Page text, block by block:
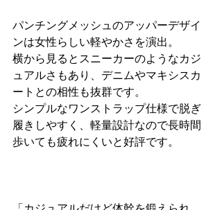
パンチングメッシュのアッパーデザイ
ンは女性らしい軽やかさを演出。
横から見るとスニーカーのようなカジ
ュアルさもあり、デニムやマキシスカ
ートとの相性も抜群です。
シンプルなワンストラップ仕様で脱ぎ
履きしやすく、軽量設計なので長時間
歩いても疲れにくいと好評です。